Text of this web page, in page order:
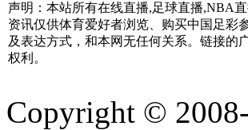
声明：本站所有在线直播,足球直播,NBA
资讯仅供体育爱好者浏览、购买中国足彩
及表达方式，和本网无任何关系。链接的
权利。
Copyright ©